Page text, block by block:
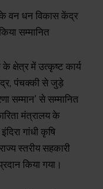
क्षेत्र में उत्कृष्ट कार्य
पंचक्की से जुड़े
सम्मान’ से सम्मानित
मंत्रालय के
गांधी कृषि
स्तरीय सहकारी
किया गया।